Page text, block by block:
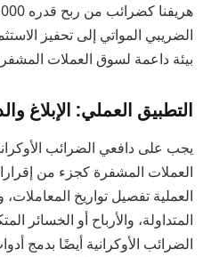
الضريبي المواتي إلى تحفيز
بيئة داعمة لسوق العملات
التطبيق العملي: الإبلاغ
يجب على دافعي الضرائب
العملات المشفرة كجزء من
العملية تفصيل تواريخ
المتداولة، والأرباح أو الخسائر
الضرائب الأوكرانية أيضًا بدمج